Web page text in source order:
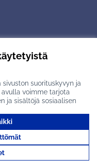
suorituskyvyn ja
voimme tarjota
ja sisältöjä sosiaalisen
ohjelmiston